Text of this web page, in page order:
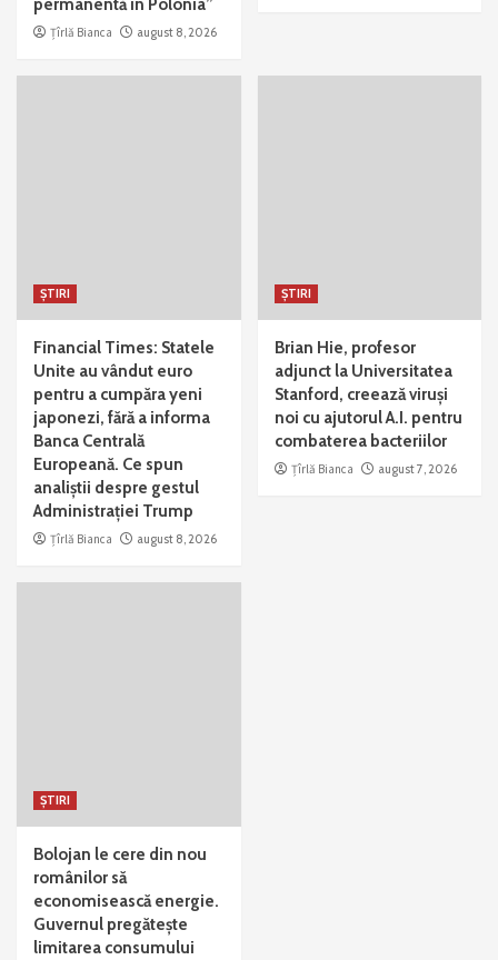
permanentă în Polonia”
Țîrlă Bianca august 8, 2026
ȘTIRI
Financial Times: Statele
Unite au vândut euro
pentru a cumpăra yeni
japonezi, fără a informa
Banca Centrală
Europeană. Ce spun
analiștii despre gestul
Administrației Trump
Țîrlă Bianca august 8, 2026
ȘTIRI
Brian Hie, profesor
adjunct la Universitatea
Stanford, creează viruși
noi cu ajutorul A.I. pentru
combaterea bacteriilor
Țîrlă Bianca august 7, 2026
ȘTIRI
Bolojan le cere din nou
românilor să
economisească energie.
Guvernul pregătește
limitarea consumului